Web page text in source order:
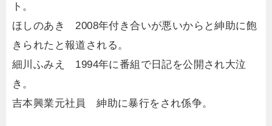
ト。
ほしのあき 2008年付き合いが悪いからと紳助に飽
きられたと報道される。
細川ふみえ 1994年に番組で日記を公開され大泣
き。
吉本興業元社員 紳助に暴行をされ係争。